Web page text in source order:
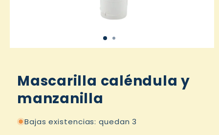
Mascarilla caléndula y
manzanilla
Bajas existencias: quedan 3